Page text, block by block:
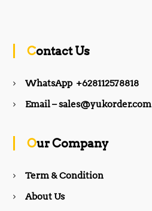
b
k
a
Contact Us
WhatsApp +628112578818
Email – sales@yukorder.com
Our Company
Term & Condition
About Us